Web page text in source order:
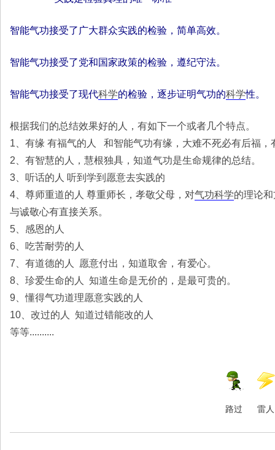
智能气功接受了广大群众实践的检验，简单高效。
智能气功接受了党和国家政策的检验，遵纪守法。
智能气功接受了现代科学的检验，逐步证明气功的科学性。
根据我们的总结效果好的人，有如下一个或者几个特点。
1、有缘 有福气的人 和智能气功有缘，大难不死必有后福，
2、有智慧的人，慧根独具，知道气功是生命规律的总结。
3、听话的人 听到学到愿意去实践的
4、尊师重道的人 尊重师长，孝敬父母，对气功科学的理论
与诚敬心有直接关系。
5、感恩的人
6、吃苦耐劳的人
7、有道德的人 愿意付出，知道取舍，有爱心。
8、珍爱生命的人 知道生命是无价的，是最可贵的。
9、懂得气功道理愿意实践的人
10、改过的人 知道过错能改的人
等等..........
路过 雷人